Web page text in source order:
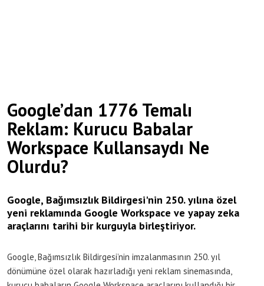
Google’dan 1776 Temalı
Reklam: Kurucu Babalar
Workspace Kullansaydı Ne
Olurdu?
Google, Bağımsızlık Bildirgesi'nin 250. yılına özel
yeni reklamında Google Workspace ve yapay zeka
araçlarını tarihi bir kurguyla birleştiriyor.
Google, Bağımsızlık Bildirgesi’nin imzalanmasının 250. yıl
dönümüne özel olarak hazırladığı yeni reklam sinemasında,